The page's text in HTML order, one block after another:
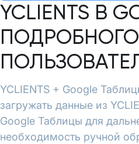
YCLIENTS В
YCLIENTS + Google
загружать данные из
Google Таблицы для
необходимость ручной